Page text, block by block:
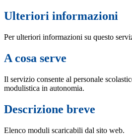
Ulteriori informazioni
Per ulteriori informazioni su questo
A cosa serve
Il servizio consente al personale
modulistica in autonomia.
Descrizione breve
Elenco moduli scaricabili dal sito web.